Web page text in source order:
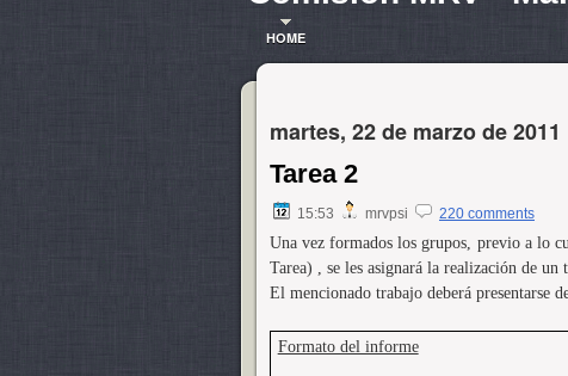
HOME
martes, 22 de marzo de 2011
Tarea 2
15:53 mrvpsi 220 comments
Una vez formados los grupos, previo a lo
Tarea) , se les asignará la realización de un
El mencionado trabajo deberá presentarse
Formato del informe